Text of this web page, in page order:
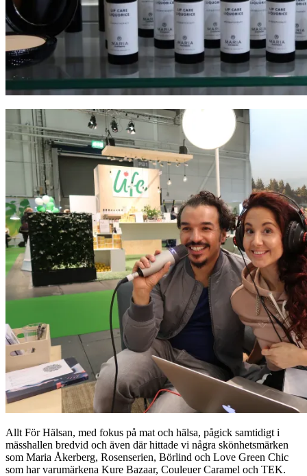
Allt För Hälsan, med fokus på mat och hälsa, pågick samtidigt i
mässhallen bredvid och även där hittade vi några skönhetsmärken
som Maria Åkerberg, Rosenserien, Börlind och Love Green Chic
som har varumärkena Kure Bazaar, Couleuer Caramel och TEK.